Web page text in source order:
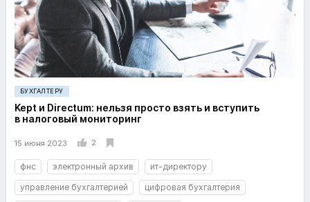
БУХГАЛТЕРУ
Kept и Directum: нельзя просто взять и вступить
в налоговый мониторинг
15 июня 2023 2
фнс электронный архив
ит-директору
управление бухгалтерией
цифровая бухгалтерия